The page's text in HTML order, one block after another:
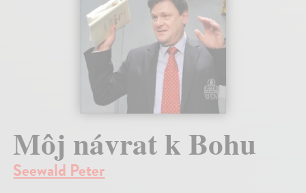
Môj návrat k Bohu
Seewald Peter